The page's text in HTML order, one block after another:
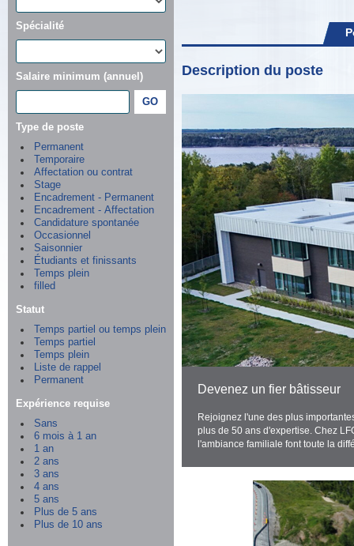
Spécialité
Salaire minimum (annuel)
Type de poste
Permanent
Temporaire
Affectation ou contrat
Stage
Encadrement - Permanent
Encadrement - Affectation
Candidature spontanée
Occasionnel
Saisonnier
Étudiants et finissants
Temps plein
filled
Statut
Temps partiel ou temps plein
Temps partiel
Temps plein
Liste de rappel
Permanent
Expérience requise
Sans
6 mois à 1 an
1 an
2 ans
3 ans
4 ans
5 ans
Plus de 5 ans
Plus de 10 ans
Description du poste
Devenez un fier bâtisseur
Rejoignez l'une des plus
plus de 50 ans d'expertise. Chez
l'ambiance familiale font toute la